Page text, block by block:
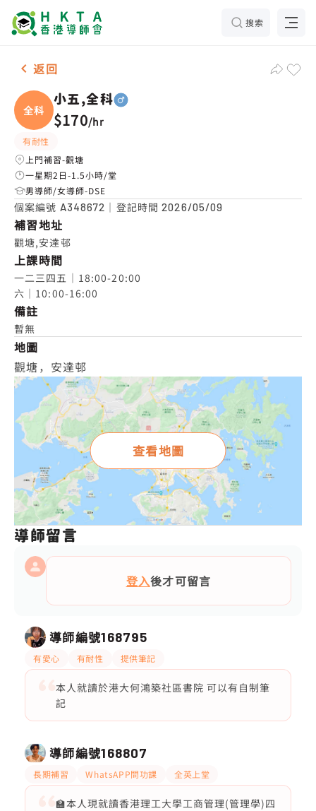
搜索
男-1名 小五,全科，觀塘 補習推介
返回
全科
小五,全科
$170/hr
有耐性
上門補習-觀塘
一星期2日-1.5小時/堂
男導師/女導師-DSE
個案編號 A348672 ｜登記時間2026/05/09
補習地址
觀塘,安達邨
上課時間
一二三四五｜18:00-20:00
六｜10:00-16:00
備註
暫無
地圖
觀塘，安達邨
查看地圖
導師留言
登入後才可留言
導師編號168795
有愛心 有耐性 提供筆記
本人就讀於港大何鴻築社區書院 可以有自制筆
記
導師編號168807
長期補習 WhatsAPP問功課 全英上堂
🏫本人現就讀香港理工大學工商管理(管理學)四